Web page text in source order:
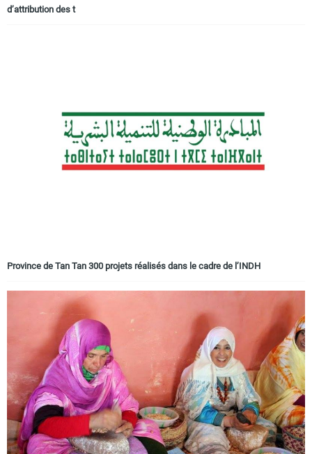
d’attribution des t
Province de Tan Tan 300 projets réalisés dans le cadre de l’INDH